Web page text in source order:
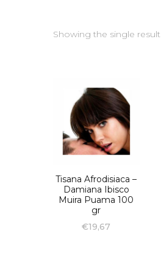
Showing the single result
Tisana Afrodisiaca –
Damiana Ibisco
Muira Puama 100
gr
€19,67